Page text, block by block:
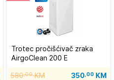
Trotec pročišćivač zraka
AirgoClean 200 E
580,00KM 350,00 KM